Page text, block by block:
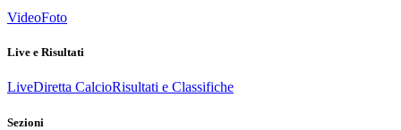
VideoFoto
Live e Risultati
LiveDiretta CalcioRisultati e Classifiche
Sezioni